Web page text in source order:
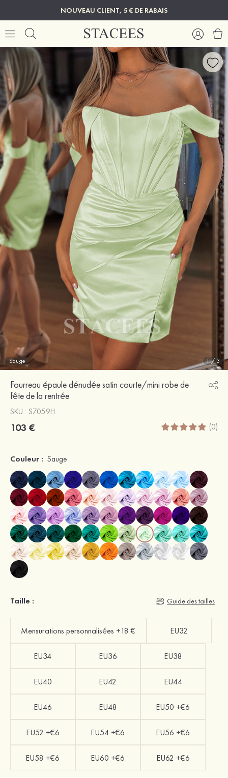
NOUVEAU CLIENT, 5 € DE RABAIS
Sauge 1/3
Fourreau épaule dénudée satin courte/mini robe de
fête de la rentrée
SKU : S7059H
103 € (0)
Couleur : Sauge
Taille : Guide des tailles
Mensurations personnalisées +18 € EU32
EU34 EU36 EU38
EU40 EU42 EU44
EU46 EU48 EU50 +€6
EU52 +€6 EU54 +€6 EU56 +€6
EU58 +€6 EU60 +€6 EU62 +€6